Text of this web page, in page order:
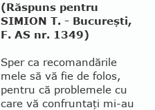
(Răspuns pentru
SIMION T. - Bucureşti,
F. AS nr. 1349)
Sper ca recomandările
mele să vă fie de folos,
pentru că problemele cu
care vă confruntaţi mi-au